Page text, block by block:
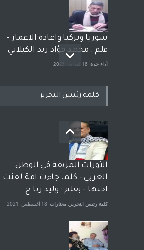
سوريا وتركيا واعادة الاعمار -
قلم : محمد فؤاد زيد الكيلاني
آراء حرة 18 فبراير، 2023
بعد معارك قضائية طاحنة كتب
وترافع فيها بنفسه مرة اخرى..
الشيخ طارق يوسف يقهر
الحكومة الأمريكية ، فأعطوه
الجنسية عن يد وهم صاغرون،
آراء حرة مختارات 7 أبريل، 2023
كلمة رئيس التحرير
الثورات المزيفة في الوطن
العربي - كلما جاءت امة لعنت
اختها - بقلم : وليد ربا ح
كلمة رئيس التحرير , مختارات 18 أغسطس، 2021